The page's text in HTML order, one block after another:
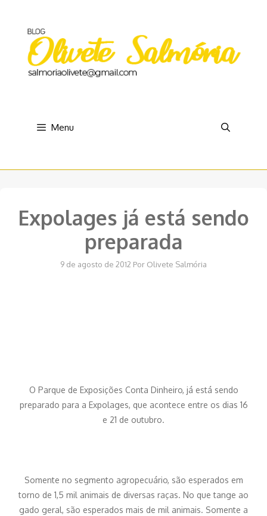
conteúdo
Menu
Expolages já está sendo
preparada
9 de agosto de 2012 Por Olivete Salmória
O Parque de Exposições Conta Dinheiro, já está sendo
preparado para a Expolages, que acontece entre os dias 16
e 21 de outubro.
Somente no segmento agropecuário, são esperados em
torno de 1,5 mil animais de diversas raças. No que tange ao
gado geral, são esperados mais de mil animais. Somente a